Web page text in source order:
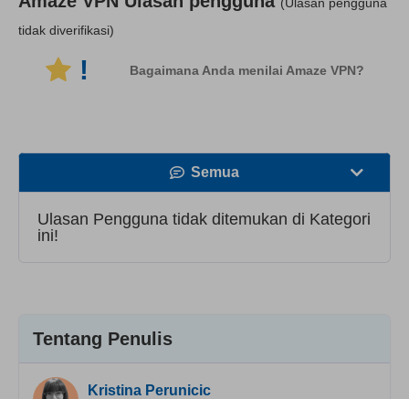
tidak diverifikasi)
! Bagaimana Anda menilai Amaze VPN?
Semua
Kecepatan
Layanan pelanggan
Ulasan Pengguna tidak ditemukan di Kategori
ini!
Tentang Penulis
Kristina Perunicic